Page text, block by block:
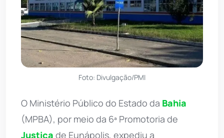
Foto: Divulgação/PMI
O Ministério Público do Estado da Bahia
(MPBA), por meio da 6ª Promotoria de
Justiça de Eunápolis, expediu a